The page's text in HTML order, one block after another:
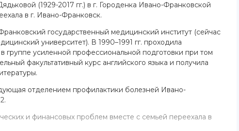
(1929-2017 гг.) в г. Городенка Ивано-Франковской
в г. Ивано-Франковск.
государственный медицинский институт (сейчас
университет). В 1990–1991 гг. проходила
группе усиленной профессиональной подготовки при том
факультативный курс английского языка и получила
отделением профилактики болезней Ивано-
и финансовых проблем вместе с семьей переехала в